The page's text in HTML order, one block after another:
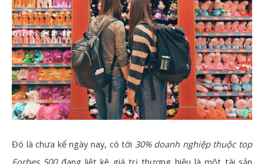
Đó là chưa kể ngày nay, có tới 30% doanh nghiệp thuộc top
Forbes 500đang liệt kê giá trị thương hiệu là một tài sản